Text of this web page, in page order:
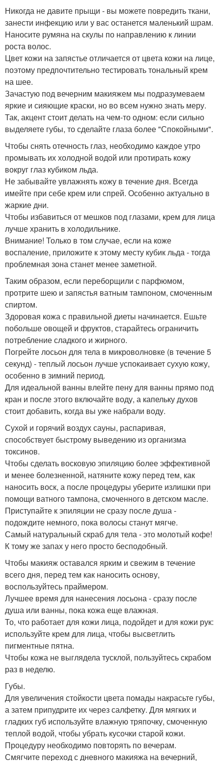
Никогда не давите прыщи - вы можете повредить ткани,
занести инфекцию или у вас останется маленький шрам.
Наносите румяна на скулы по направлению к линии
роста волос.
Цвет кожи на запястье отличается от цвета кожи на лице,
поэтому предпочтительно тестировать тональный крем
на шее.
Зачастую под вечерним макияжем мы подразумеваем
яркие и сияющие краски, но во всем нужно знать меру.
Так, акцент стоит делать на чем-то одном: если сильно
выделяете губы, то сделайте глаза более "Спокойными".
Чтобы снять отечность глаз, необходимо каждое утро
промывать их холодной водой или протирать кожу
вокруг глаз кубиком льда.
Не забывайте увлажнять кожу в течение дня. Всегда
имейте при себе крем или спрей. Особенно актуально в
жаркие дни.
Чтобы избавиться от мешков под глазами, крем для лица
лучше хранить в холодильнике.
Внимание! Только в том случае, если на коже
воспаление, приложите к этому месту кубик льда - тогда
проблемная зона станет менее заметной.
Таким образом, если переборщили с парфюмом,
протрите шею и запястья ватным тампоном, смоченным
спиртом.
Здоровая кожа с правильной диеты начинается. Ешьте
побольше овощей и фруктов, старайтесь ограничить
потребление сладкого и жирного.
Погрейте лосьон для тела в микроволновке (в течение 5
секунд) - теплый лосьон лучше успокаивает сухую кожу,
особенно в зимний период.
Для идеальной ванны влейте пену для ванны прямо под
кран и после этого включайте воду, а капельку духов
стоит добавить, когда вы уже набрали воду.
Сухой и горячий воздух сауны, распаривая,
способствует быстрому выведению из организма
токсинов.
Чтобы сделать восковую эпиляцию более эффективной
и менее болезненной, натяните кожу перед тем, как
наносить воск, а после процедуры уберите излишки при
помощи ватного тампона, смоченного в детском масле.
Приступайте к эпиляции не сразу после душа -
подождите немного, пока волосы станут мягче.
Самый натуральный скраб для тела - это молотый кофе!
К тому же запах у него просто бесподобный.
Чтобы макияж оставался ярким и свежим в течение
всего дня, перед тем как наносить основу,
воспользуйтесь праймером.
Лучшее время для нанесения лосьона - сразу после
душа или ванны, пока кожа еще влажная.
То, что работает для кожи лица, подойдет и для кожи рук:
используйте крем для лица, чтобы высветлить
пигментные пятна.
Чтобы кожа не выглядела тусклой, пользуйтесь скрабом
раз в неделю.
Губы.
Для увеличения стойкости цвета помады накрасьте губы,
а затем припудрите их через салфетку. Для мягких и
гладких губ используйте влажную тряпочку, смоченную
теплой водой, чтобы убрать кусочки старой кожи.
Процедуру необходимо повторять по вечерам.
Смягчите переход с дневного макияжа на вечерний,